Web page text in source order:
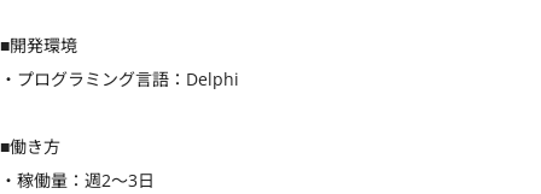
■開発環境
・プログラミング言語：Delphi
■働き方
・稼働量：週2〜3日